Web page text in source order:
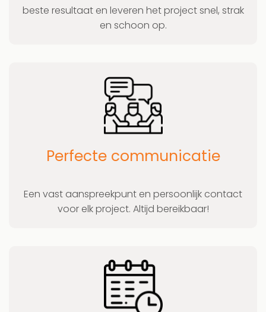
beste resultaat en leveren het project snel, strak
en schoon op.
Perfecte communicatie
Een vast aanspreekpunt en persoonlijk contact
voor elk project. Altijd bereikbaar!